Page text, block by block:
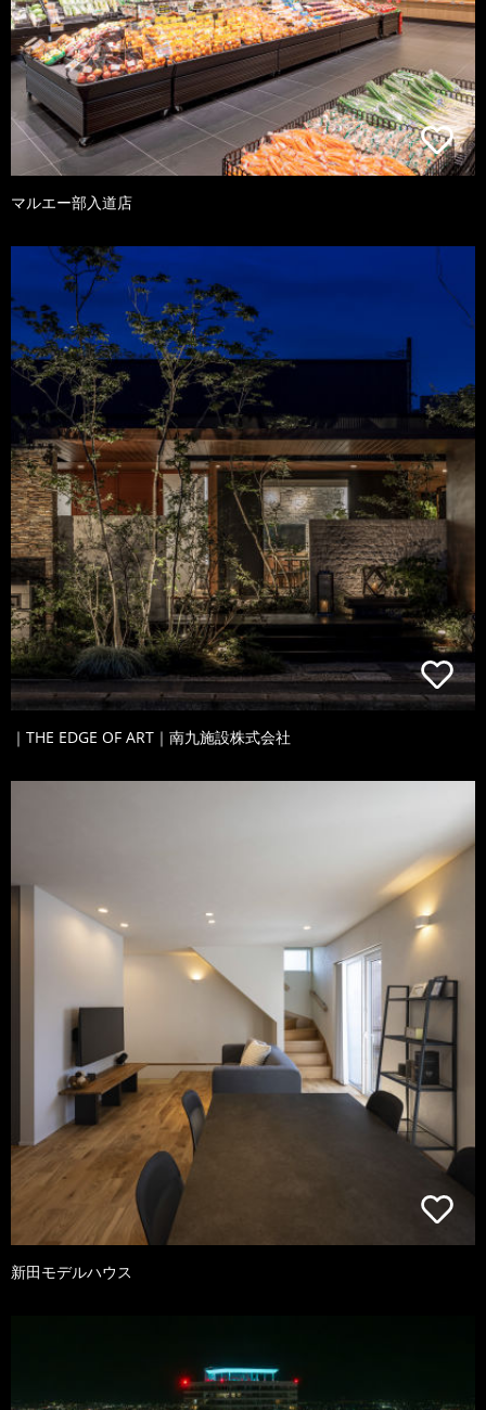
マルエー部入道店
｜THE EDGE OF ART｜南九施設株式会社
新田モデルハウス